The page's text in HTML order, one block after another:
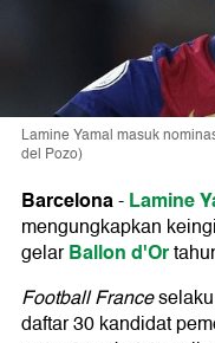
Lamine Yamal masuk
del Pozo)
Barcelona-Lamine
mengungkapkan
gelarBallon d'Or
Football France
daftar 30 kandidat